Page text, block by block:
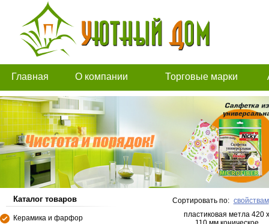
Главная О компании Торговые марки
Каталог товаров
Керамика и фарфор
Сортировать по: свойствам
пластиковая метла 420 х